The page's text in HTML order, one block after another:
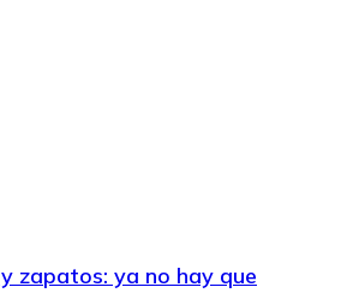
zapatos: ya no hay que